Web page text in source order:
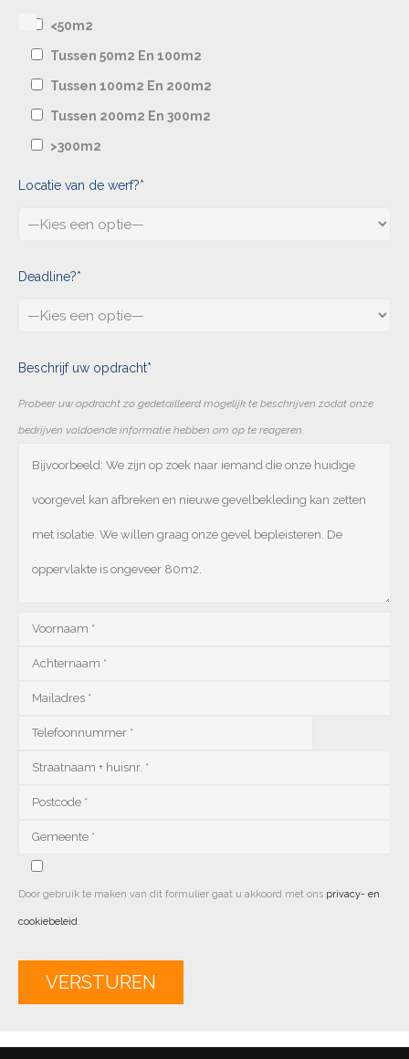
<50m2
Tussen 50m2 En 100m2
Tussen 100m2 En 200m2
Tussen 200m2 En 300m2
>300m2
Locatie van de werf?*
Deadline?*
Beschrijf uw opdracht*
Probeer uw opdracht zo gedetailleerd mogelijk te beschrijven zodat onze
bedrijven voldoende informatie hebben om op te reageren.
Door gebruik te maken van dit formulier gaat u akkoord met ons privacy- en
cookiebeleid.